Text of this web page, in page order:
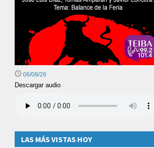
06/08/26
Descargar audio
LAS MÁS VISTAS HOY